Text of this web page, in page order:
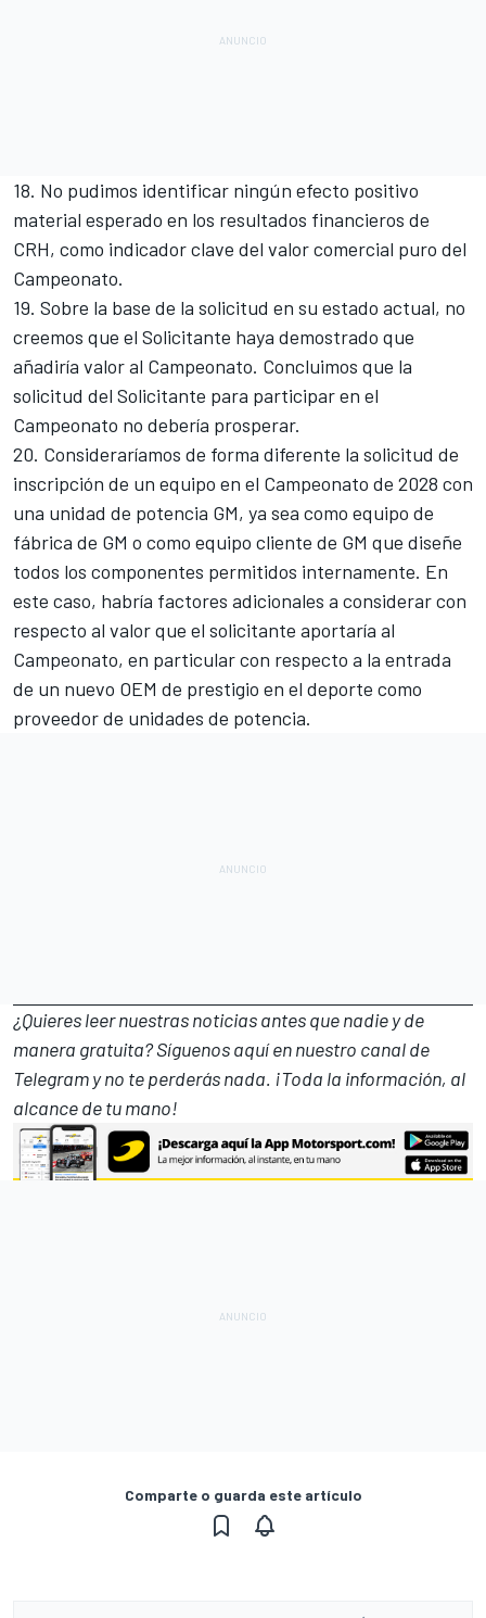
18. No pudimos identificar ningún efecto positivo
material esperado en los resultados financieros de
CRH, como indicador clave del valor comercial puro del
Campeonato.
19. Sobre la base de la solicitud en su estado actual, no
creemos que el Solicitante haya demostrado que
añadiría valor al Campeonato. Concluimos que la
solicitud del Solicitante para participar en el
Campeonato no debería prosperar.
20. Consideraríamos de forma diferente la solicitud de
inscripción de un equipo en el Campeonato de 2028 con
una unidad de potencia GM, ya sea como equipo de
fábrica de GM o como equipo cliente de GM que diseñe
todos los componentes permitidos internamente. En
este caso, habría factores adicionales a considerar con
respecto al valor que el solicitante aportaría al
Campeonato, en particular con respecto a la entrada
de un nuevo OEM de prestigio en el deporte como
proveedor de unidades de potencia.
¿Quieres leer nuestras noticias antes que nadie y de
manera gratuita? Síguenosaquí en nuestro canal de
Telegramy no te perderás nada. ¡Toda la información, al
alcance de tu mano!
Comparte o guarda este artículo